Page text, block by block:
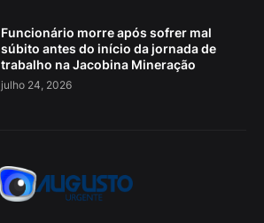
Funcionário morre após sofrer mal
súbito antes do início da jornada de
trabalho na Jacobina Mineração
julho 24, 2026